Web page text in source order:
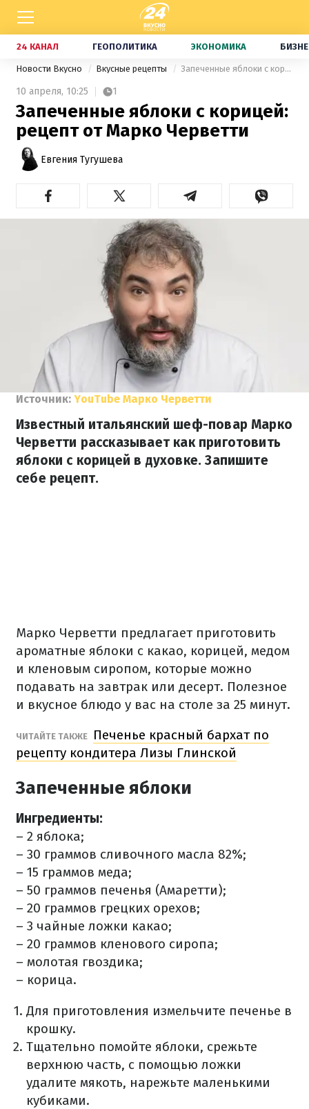
24 КАНАЛ ГЕОПОЛИТИКА ЭКОНОМИКА
Новости Вкусно Вкусные рецепты Запеченные яблоки с корицей: рецепт от Марко Черветти
10 апреля, 10:25 1
Запеченные яблоки с корицей:
рецепт от Марко Черветти
Евгения Тугушева
Источник: YouTube Марко Черветти
Известный итальянский шеф-повар Марко
Черветти рассказывает как приготовить
яблоки с корицей в духовке. Запишите
себе рецепт.
Марко Черветти предлагает приготовить
ароматные яблоки с какао, корицей, медом
и кленовым сиропом, которые можно
подавать на завтрак или десерт. Полезное
и вкусное блюдо у вас на столе за 25 минут.
ЧИТАЙТЕ ТАКЖЕ
Печенье красный бархат по
рецепту кондитера Лизы Глинской
Запеченные яблоки
Ингредиенты:
– 2 яблока;
– 30 граммов сливочного масла 82%;
– 15 граммов меда;
– 50 граммов печенья (Амаретти);
– 20 граммов грецких орехов;
– 3 чайные ложки какао;
– 20 граммов кленового сиропа;
– молотая гвоздика;
– корица.
Для приготовления измельчите печенье в
крошку.
Тщательно помойте яблоки, срежьте
верхнюю часть, с помощью ложки
удалите мякоть, нарежьте маленькими
кубиками.